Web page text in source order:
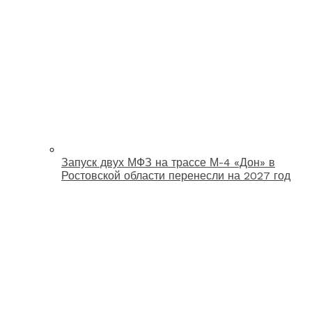
Запуск двух МФЗ на трассе М-4 «Дон» в
Ростовской области перенесли на 2027 год